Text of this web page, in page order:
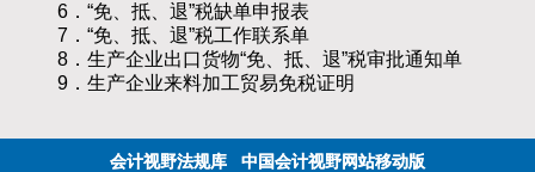
6．“免、抵、退”税缺单申报表
7．“免、抵、退”税工作联系单
8．生产企业出口货物“免、抵、退”税审批通知单
9．生产企业来料加工贸易免税证明
会计视野法规库 中国会计视野网站移动版